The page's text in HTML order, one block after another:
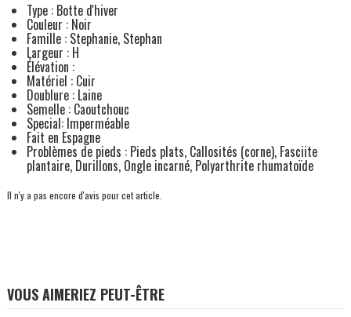
Type : Botte d'hiver
Couleur : Noir
Famille : Stephanie, Stephan
Largeur : H
Élévation :
Matériel : Cuir
Doublure : Laine
Semelle : Caoutchouc
Special: Imperméable
Fait en Espagne
Problèmes de pieds : Pieds plats, Callosités (corne), Fasciite
plantaire, Durillons, Ongle incarné, Polyarthrite rhumatoïde
Il n'y a pas encore d'avis pour cet article.
VOUS AIMERIEZ PEUT-ÊTRE